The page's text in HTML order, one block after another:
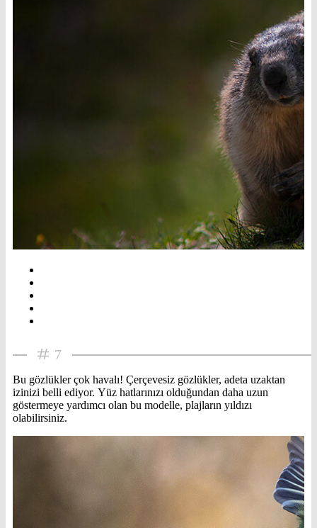
7
Bu gözlükler çok havalı! Çerçevesiz gözlükler, adeta uzaktan
izinizi belli ediyor. Yüz hatlarınızı olduğundan daha uzun
göstermeye yardımcı olan bu modelle, plajların yıldızı
olabilirsiniz.